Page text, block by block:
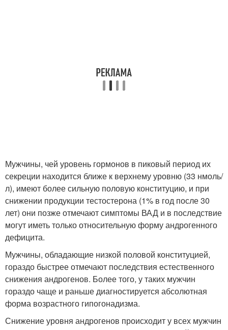
Мужчины, чей уровень гормонов в пиковый период их
секреции находится ближе к верхнему уровню (33 нмоль/
л), имеют более сильную половую конституцию, и при
снижении продукции тестостерона (1% в год после 30
лет) они позже отмечают симптомы ВАД и в последствие
могут иметь только относительную форму андрогенного
дефицита.
Мужчины, обладающие низкой половой конституцией,
гораздо быстрее отмечают последствия естественного
снижения андрогенов. Более того, у таких мужчин
гораздо чаще и раньше диагностируется абсолютная
форма возрастного гипогонадизма.
Снижение уровня андрогенов происходит у всех мужчин